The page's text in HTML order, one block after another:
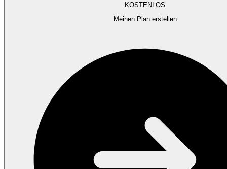
KOSTENLOS
Meinen Plan erstellen